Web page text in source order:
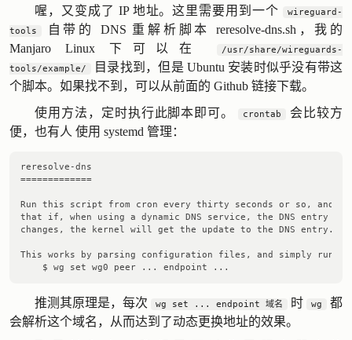
喔，又变成了 IP 地址。这里需要用到一个
wireguard-
tools
自带的 DNS 重解析脚本 reresolve-dns.sh ，我的
Manjaro Linux 下可以在
/usr/share/wireguards-
tools/example/
目录找到，但是 Ubuntu 安装时似乎没有带这
个脚本。如果找不到，可以从前面的 Github 链接下载。
使用方法，定时执行此脚本即可。
crontab
会比较方
便，也有人 使用 systemd 管理 ：
reresolve-dns
=============
Run this script from cron every thirty seconds or so, and
that if, when using a dynamic DNS service, the DNS entry
changes, the kernel will get the update to the DNS entry.
This works by parsing configuration files, and simply
推测其原理是，每次 wg set ... endpoint 域名 时 wg
都
会解析这个域名，从而达到了动态更换地址的效果。